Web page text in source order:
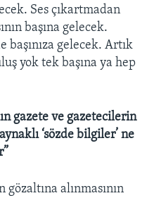
Ses çıkartmadan
başına gelecek.
başınıza gelecek. Artık
yok tek başına ya hep
gazete ve gazetecilerin
‘sözde bilgiler’ ne
gözaltına alınmasının